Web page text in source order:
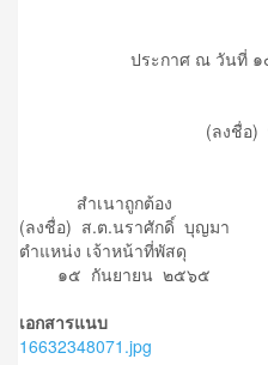
ประกาศ ณ วันที่
(ลงชื่
สำเนาถูกต้อง
(ลงชื่อ) ส.ต.นราศักดิ์ บุญมา
ตำแหน่ง เจ้าหน้าที่พัสดุ
๑๕ กันยายน ๒๕๖๕
เอกสารแนบ
16632348071.jpg